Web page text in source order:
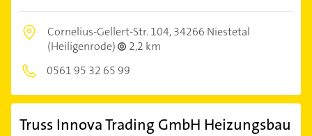
Cornelius-Gellert-Str. 104,34266 Niestetal
(Heiligenrode)
2,2 km
0561 95 32 65 99
Truss Innova Trading GmbH Heizungsbau